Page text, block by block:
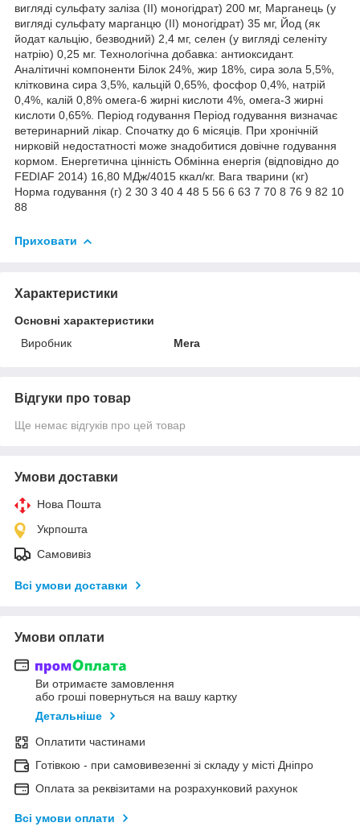
вигляді сульфату заліза (II) моногідрат) 200 мг, Марганець (у
вигляді сульфату марганцю (II) моногідрат) 35 мг, Йод (як
йодат кальцію, безводний) 2,4 мг, селен (у вигляді селеніту
натрію) 0,25 мг. Технологічна добавка: антиоксидант.
Аналітичні компоненти Білок 24%, жир 18%, сира зола 5,5%,
клітковина сира 3,5%, кальцій 0,65%, фосфор 0,4%, натрій
0,4%, калій 0,8% омега-6 жирні кислоти 4%, омега-3 жирні
кислоти 0,65%. Період годування Період годування визначає
ветеринарний лікар. Спочатку до 6 місяців. При хронічній
нирковій недостатності може знадобитися довічне годування
кормом. Енергетична цінність Обмінна енергія (відповідно до
FEDIAF 2014) 16,80 МДж/4015 ккал/кг. Вага тварини (кг)
Норма годування (г) 2 30 3 40 4 48 5 56 6 63 7 70 8 76 9 82 10
88
Приховати
Характеристики
Основні характеристики
Виробник
Mera
Відгуки про товар
Ще немає відгуків про цей товар
Умови доставки
Нова Пошта
Укрпошта
Самовивіз
Всі умови доставки
Умови оплати
Ви отримаєте замовлення
або гроші повернуться на вашу картку
Детальніше
Оплатити частинами
Готівкою - при самовивезенні зі складу у місті Дніпро
Оплата за реквізитами на розрахунковий рахунок
Всі умови оплати